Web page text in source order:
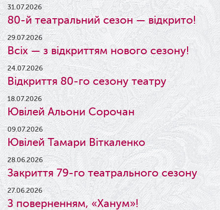
31.07.2026
80-й театральний сезон — відкрито!
29.07.2026
Всіх — з відкриттям нового сезону!
24.07.2026
Відкриття 80-го сезону театру
18.07.2026
Ювілей Альони Сорочан
09.07.2026
Ювілей Тамари Віткаленко
28.06.2026
Закриття 79-го театрального сезону
27.06.2026
З поверненням, «Ханум»!